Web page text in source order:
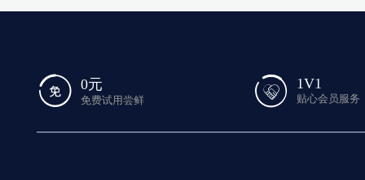
0元
免费试用尝鲜
1V1
贴心会员服务